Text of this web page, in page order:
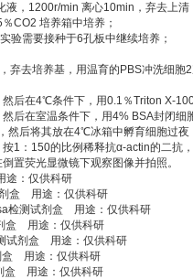
液，1200r/min 离心10min，弃去上
CO2 培养箱中培养；
验需要接种于6孔板中继续培养；
弃去培养基，用温育的PBS冲洗细
后在4℃条件下，用0.1％Triton X-
后在室温条件下，用4% BSA封闭细
然后将其放在4℃冰箱中孵育细胞过夜
1：150的比例稀释抗α-actin的二抗
置荧光显微镜下观察图像并拍照。
途：仅供科研
剂盒 用途：仅供科研
检测试剂盒 用途：仅供科研
盒 用途：仅供科研
试剂盒 用途：仅供科研
盒 用途：仅供科研
盒 用途：仅供科研